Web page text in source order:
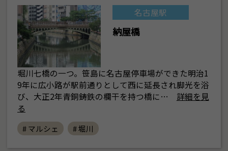
名古屋駅
納屋橋
堀川七橋の一つ。笹島に名古屋停車場ができた明治1
9年に広小路が駅前通りとして西に延長され脚光を浴
び、大正2年青銅鋳鉄の欄干を持つ橋に…
詳細を見
る
# マルシェ # 堀川